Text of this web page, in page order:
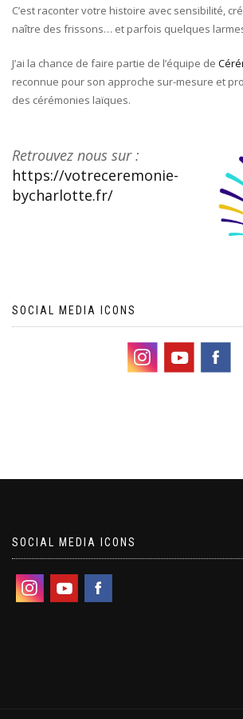
C’est raconter votre histoire avec sensibilité,
naître des frissons… et parfois quelques
J’ai la chance de faire partie de l’équipe de
reconnue pour son approche sur-mesure et
des cérémonies laïques.
Retrouvez nous sur :
https://votreceremonie-
bycharlotte.fr/
SOCIAL MEDIA ICONS
SOCIAL MEDIA ICONS